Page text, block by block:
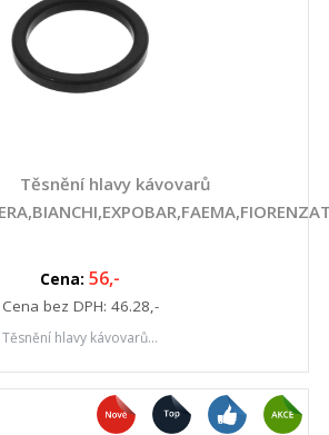
Těsnění hlavy kávovarů
Cena: 56,-
Cena bez DPH: 46.28,-
Těsnění hlavy kávovarů...